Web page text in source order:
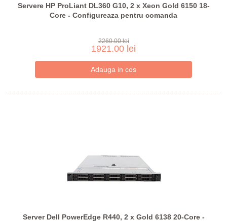
Servere HP ProLiant DL360 G10, 2 x Xeon Gold 6150 18-
Core - Configureaza pentru comanda
2260.00 lei
1921.00 lei
Server Dell PowerEdge R440, 2 x Gold 6138 20-Core -